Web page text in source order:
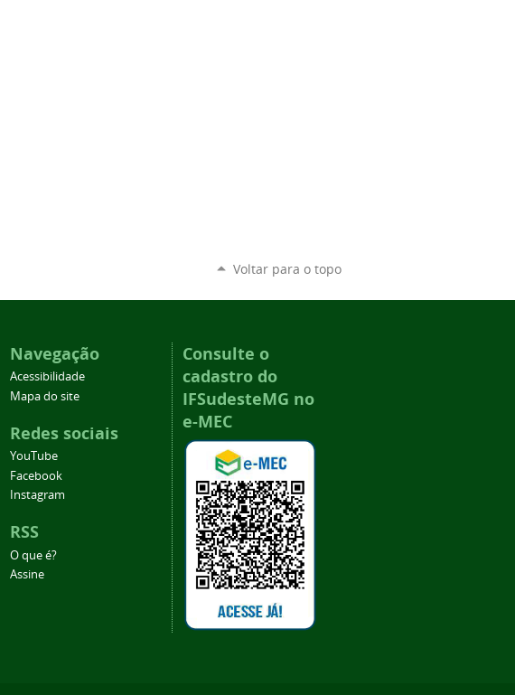
Voltar para o topo
Navegação
Acessibilidade
Mapa do site
Redes sociais
YouTube
Facebook
Instagram
RSS
O que é?
Assine
Consulte o
cadastro do
IFSudesteMG no
e-MEC